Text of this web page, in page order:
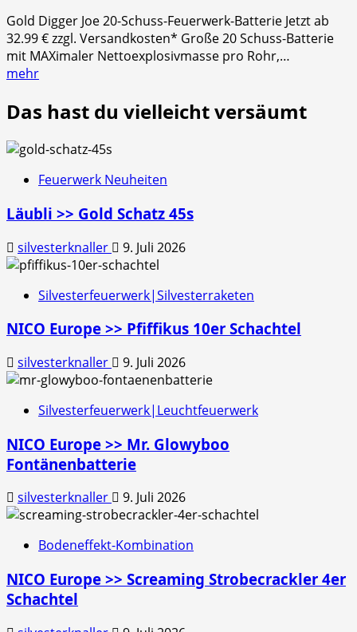
Gold Digger Joe 20-Schuss-Feuerwerk-Batterie Jetzt ab
32.99 € zzgl. Versandkosten* Große 20 Schuss-Batterie
mit MAXimaler Nettoexplosivmasse pro Rohr,…
mehr
Das hast du vielleicht versäumt
Feuerwerk Neuheiten
Läubli >> Gold Schatz 45s
silvesterknaller 9. Juli 2026
Silvesterfeuerwerk|Silvesterraketen
NICO Europe >> Pfiffikus 10er Schachtel
silvesterknaller 9. Juli 2026
Silvesterfeuerwerk|Leuchtfeuerwerk
NICO Europe >> Mr. Glowyboo
Fontänenbatterie
silvesterknaller 9. Juli 2026
Bodeneffekt-Kombination
NICO Europe >> Screaming Strobecrackler 4er
Schachtel